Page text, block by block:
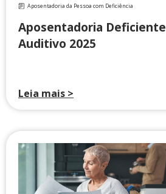
Aposentadoria da Pessoa com Deficiência
Aposentadoria Deficiente
Auditivo 2025
Leia mais >